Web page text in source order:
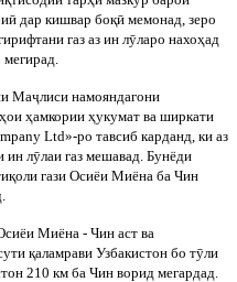
ӣ дар кишвар боқӣ мемонад, зеро
газ аз ин лӯларо нахоҳад
Маҷлиси намояндагони
ҳои ҳамкории ҳукумат ва ширкати
Ltd»-ро тавсиб карданд, ки аз
ин лӯлаи газ мешавад. Бунёди
қоли гази Осиёи Миёна ба Чин
Миёна - Чин аст ва
қаламрави Узбакистон бо тӯли
210 км ба Чин ворид мегардад.